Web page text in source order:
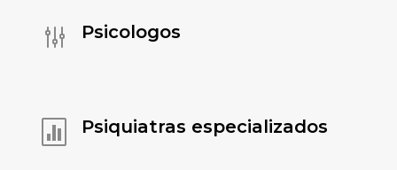
g Psicologos
 Psiquiatras especializados